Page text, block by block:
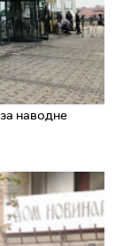
наводне